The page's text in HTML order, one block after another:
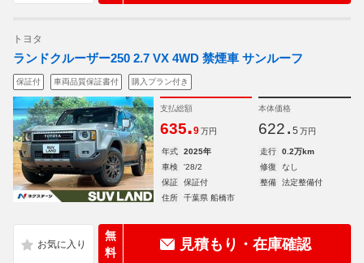
トヨタ
ランドクルーザー250 2.7 VX 4WD 禁煙車 サンルーフ
保証付 車両品質保証書付 購入プラン付き
支払総額
635.9 万円
本体価格
622. 5 万円
年式 2025年 走行
0.2万km
車検
'28/2 修復
なし
保証
保証付 整備
法定整備付
住所
千葉県 船橋市
無
料
見積もり・在庫確認